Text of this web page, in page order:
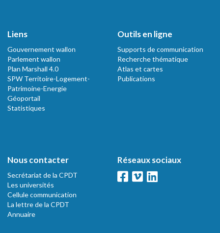
Liens
Gouvernement wallon
Parlement wallon
Plan Marshall 4.0
SPW Territoire-Logement-
Patrimoine-Energie
Géoportail
Statistiques
Outils en ligne
Supports de communication
Recherche thématique
Atlas et cartes
Publications
Nous contacter
Secrétariat de la CPDT
Les universités
Cellule communication
La lettre de la CPDT
Annuaire
Réseaux sociaux